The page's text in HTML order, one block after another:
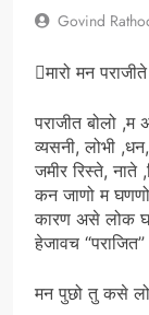
Govind
मारो मन
पराजीत बोलो
व्यसनी, लोभी
जमीर रिस्ते,
कन जाणो म
कारण असे लोक
हेजावच
मन पुछो तु कसे